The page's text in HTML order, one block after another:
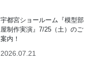
宇都宮ショールーム『模型部
屋制作実演』7/25（土）のご
案内！
2026.07.21